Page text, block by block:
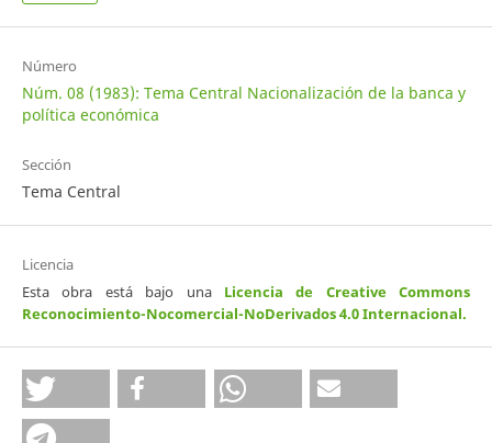
Número
Núm. 08 (1983): Tema Central Nacionalización de la banca y
política económica
Sección
Tema Central
Licencia
Esta obra está bajo una Licencia de Creative Commons
Reconocimiento-Nocomercial-NoDerivados 4.0 Internacional.